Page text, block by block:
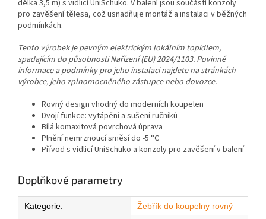
délka 3,5 m) s vidlicí UniSchuko. V balení jsou součástí konzoly
pro zavěšení tělesa, což usnadňuje montáž a instalaci v běžných
podmínkách.
Tento výrobek je pevným elektrickým lokálním topidlem,
spadajícím do působnosti Nařízení (EU) 2024/1103. Povinné
informace a podmínky pro jeho instalaci najdete na stránkách
výrobce, jeho zplnomocněného zástupce nebo dovozce.
Rovný design vhodný do moderních koupelen
Dvojí funkce: vytápění a sušení ručníků
Bílá komaxitová povrchová úprava
Plnění nemrznoucí směsí do -5 °C
Přívod s vidlicí UniSchuko a konzoly pro zavěšení v balení
Doplňkové parametry
Kategorie:
Žebřík do koupelny rovný